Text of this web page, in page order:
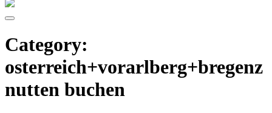
Category:
osterreich+vorarlberg+bregenz
nutten buchen